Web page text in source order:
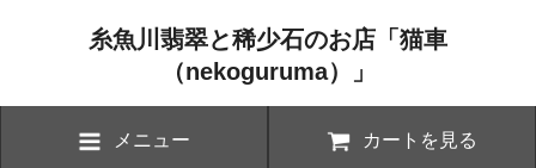
糸魚川翡翠と稀少石のお店「猫車
（nekoguruma）」
メニュー カートを見る